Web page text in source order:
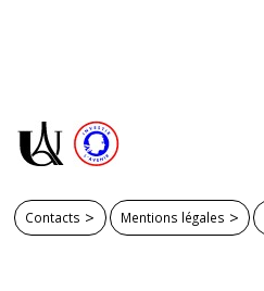
Contacts Mentions légales